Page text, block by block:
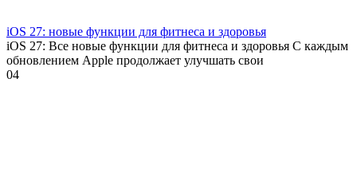
iOS 27: новые функции для фитнеса и здоровья
iOS 27: Все новые функции для фитнеса и здоровья С каждым
обновлением Apple продолжает улучшать свои
04